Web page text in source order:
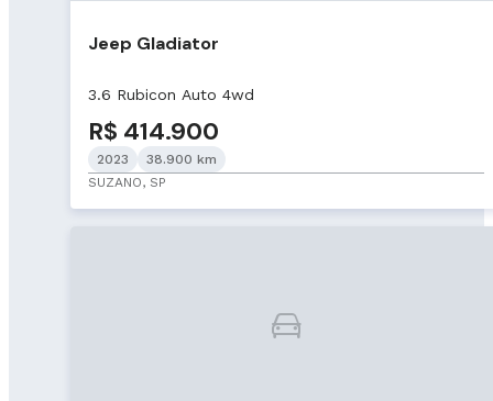
Jeep Gladiator
3.6 Rubicon Auto 4wd
R$ 414.900
2023
38.900 km
SUZANO, SP